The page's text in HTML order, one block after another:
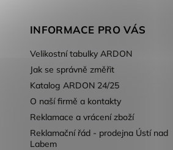
INFORMACE PRO VÁS
Velikostní tabulky ARDON
Jak se správně změřit
Katalog ARDON 24/25
O naší firmě a kontakty
Reklamace a vrácení zboží
Reklamační řád - prodejna Ústí nad
Labem